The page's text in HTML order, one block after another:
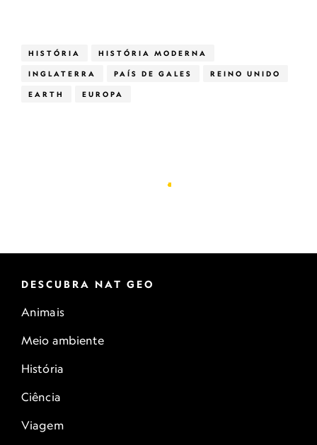
HISTÓRIA HISTÓRIA MODERNA
INGLATERRA PAÍS DE GALES REINO UNIDO
EARTH EUROPA
DESCUBRA NAT GEO
Animais
Meio ambiente
História
Ciência
Viagem